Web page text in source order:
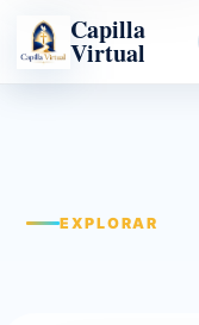
Capilla
Virtual
EXPLORAR